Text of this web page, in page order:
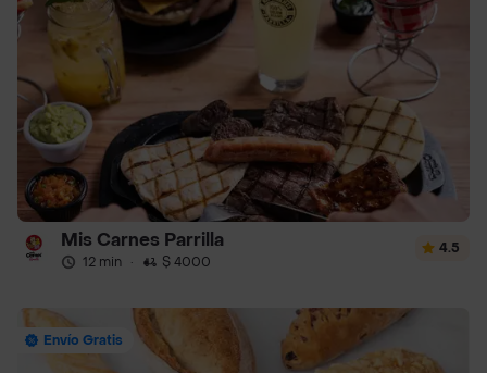
Mis Carnes Parrilla
12 min · $ 4000
4.5
Envío Gratis